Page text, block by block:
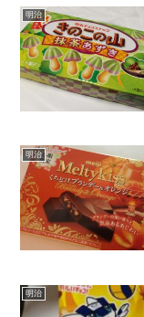
明治
明治
明治